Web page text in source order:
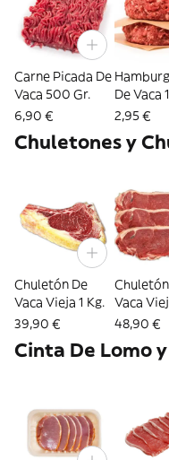
Carne Picada De
Vaca 500 Gr.
6,90 €
De Vaca
180 Gr.
2,95 €
Chuletones y
Chuletón De
Vaca Vieja 1 Kg.
39,90 €
Vaca
Kg.
48,90 €
Cinta De Lomo